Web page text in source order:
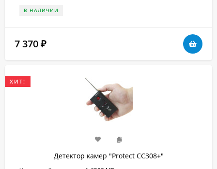
В НАЛИЧИИ
7 370 ₽
ХИТ!
Детектор камер "Protect CC308+"